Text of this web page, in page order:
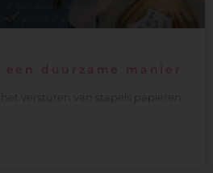
duurzame manier
versturen van stapels papieren